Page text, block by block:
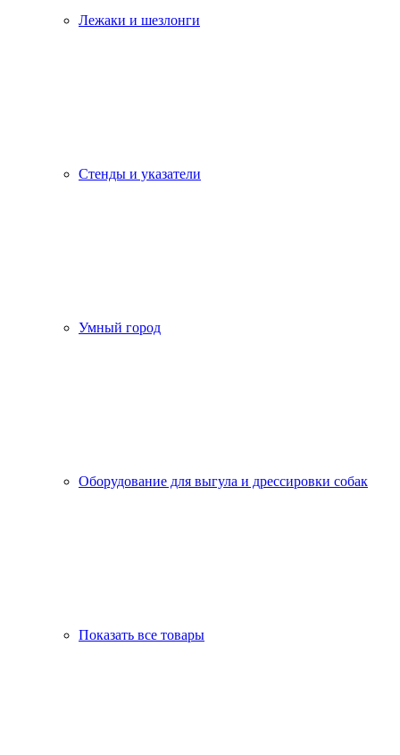
Лежаки и шезлонги
Стенды и указатели
Умный город
Оборудование для выгула и дрессировки собак
Показать все товары